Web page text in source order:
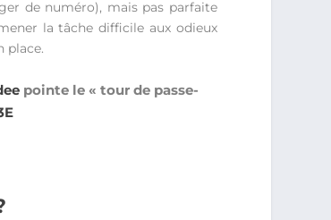
de numéro), mais pas parfaite
la tâche difficile aux odieux
place.
pointe le « tour de passe-